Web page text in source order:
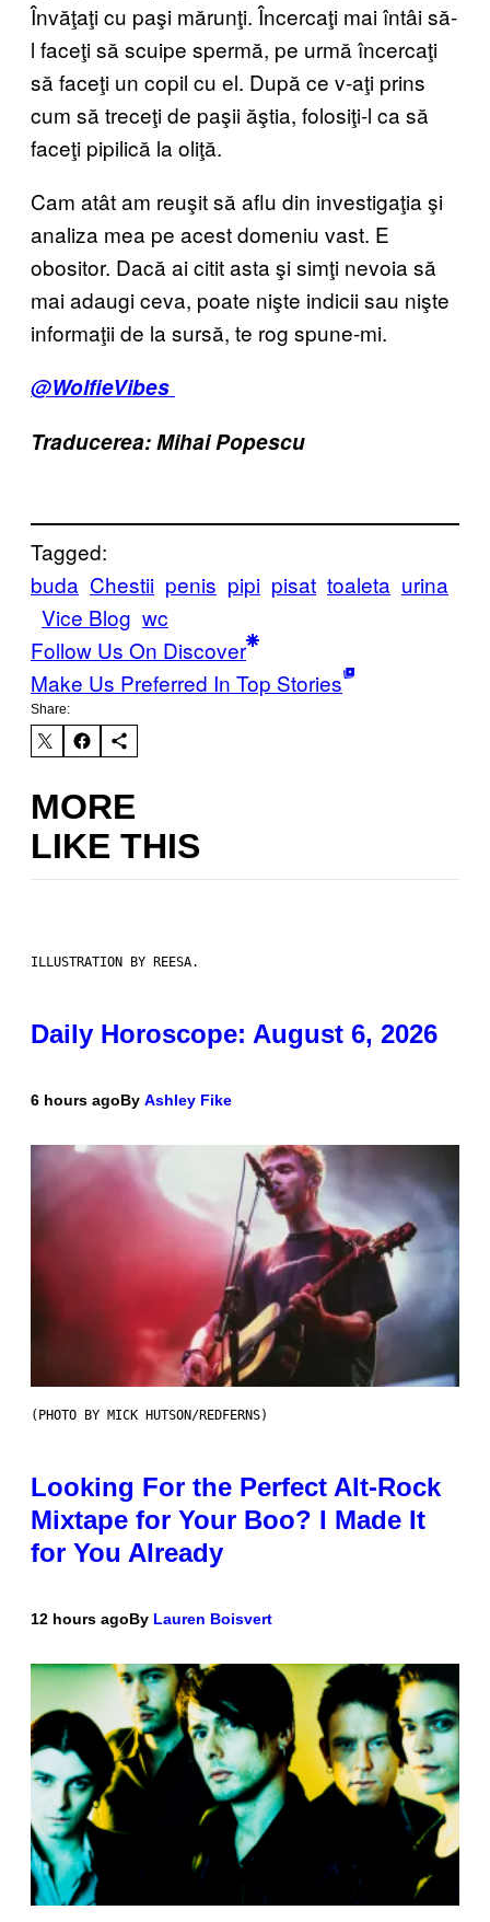
Învăţaţi cu paşi mărunţi. Încercaţi mai întâi să-
l faceţi să scuipe spermă, pe urmă încercaţi
să faceţi un copil cu el. După ce v-aţi prins
cum să treceţi de paşii ăştia, folosiţi-l ca să
faceţi pipilică la oliţă.
Cam atât am reuşit să aflu din investigaţia şi
analiza mea pe acest domeniu vast. E
obositor. Dacă ai citit asta şi simţi nevoia să
mai adaugi ceva, poate nişte indicii sau nişte
informaţii de la sursă, te rog spune-mi.
@WolfieVibes
Traducerea: Mihai Popescu
Tagged:
buda Chestii penis pipi pisat toaleta urina
Vice Blog wc
Follow Us On Discover
Make Us Preferred In Top Stories
Share:
MORE
LIKE THIS
ILLUSTRATION BY REESA.
Daily Horoscope: August 6, 2026
6 hours agoBy Ashley Fike
(PHOTO BY MICK HUTSON/REDFERNS)
Looking For the Perfect Alt-Rock
Mixtape for Your Boo? I Made It
for You Already
12 hours agoBy Lauren Boisvert